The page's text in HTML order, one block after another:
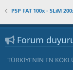
PSP FAT 100x - SLiM
Forum
TÜRKİYENİN EN